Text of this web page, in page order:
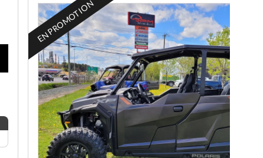
EN PROMOTION